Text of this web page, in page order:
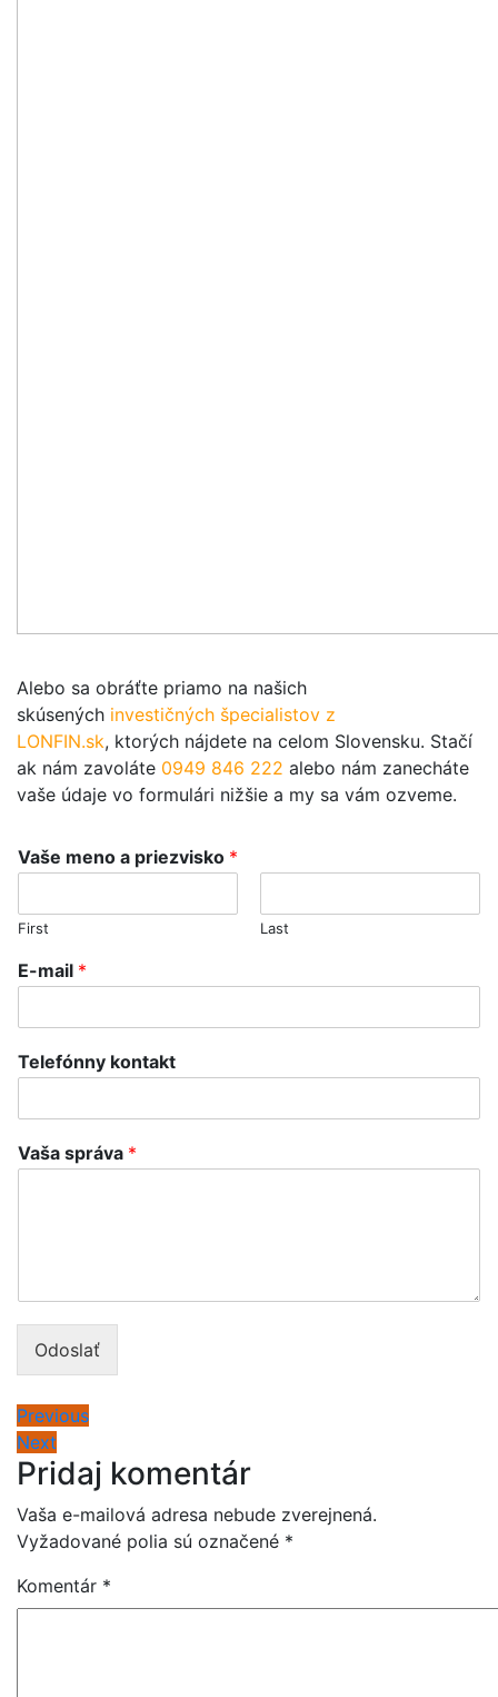
Alebo sa obráťte priamo na našich
skúsených investičných špecialistov z
LONFIN.sk, ktorých nájdete na celom Slovensku. Stačí
ak nám zavoláte 0949 846 222 alebo nám zanecháte
vaše údaje vo formulári nižšie a my sa vám ozveme.
Vaše meno a priezvisko *
First Last
E-mail *
Telefónny kontakt
Vaša správa *
Odoslať
Previous
Next
Pridaj komentár
Vaša e-mailová adresa nebude zverejnená.
Vyžadované polia sú označené *
Komentár *